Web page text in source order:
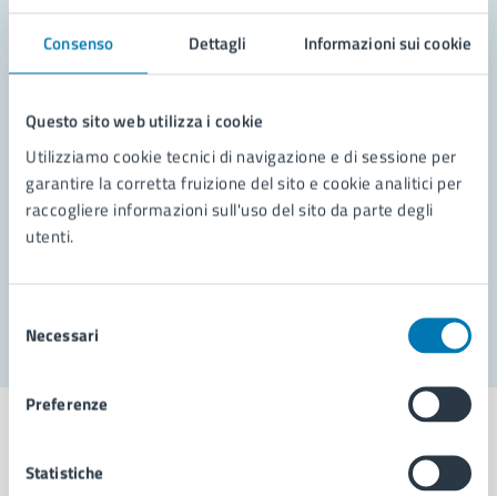
Consenso Dettagli Informazioni sui cookie
Questo sito web utilizza i cookie
Utilizziamo cookie tecnici di navigazione e di sessione per
garantire la corretta fruizione del sito e cookie analitici per
raccogliere informazioni sull'uso del sito da parte degli
utenti.
delNecessari
Preferenze
Statistiche
Contatta il comune
Richiedi assistenza
Prenota appuntamento
Problemi in città